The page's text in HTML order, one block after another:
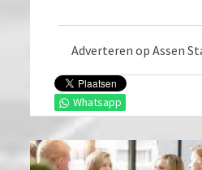
Whatsapp
Adverteren op Assen